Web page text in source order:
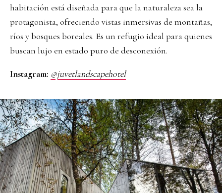
habitación está diseñada para que la naturaleza sea la
protagonista, ofreciendo vistas inmersivas de montañas,
ríos y bosques boreales. Es un refugio ideal para quienes
buscan lujo en estado puro de desconexión.
Instagram: @juvetlandscapehotel